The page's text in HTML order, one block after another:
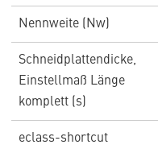
Nennweite (Nw)
Schneidplattendicke,
Einstellmaß Länge
komplett (s)
eclass-shortcut